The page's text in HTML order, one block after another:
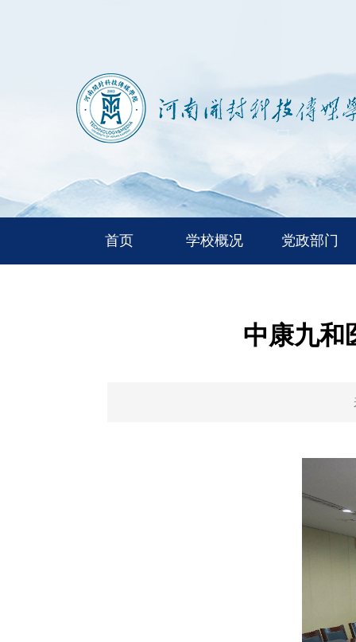
首页 学校概况 党政部门
中康九和